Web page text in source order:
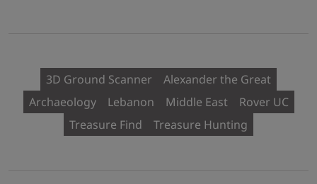
3D Ground Scanner
Alexander the Great
Archaeology
Lebanon Middle East
Rover UC
Treasure Find
Treasure Hunting